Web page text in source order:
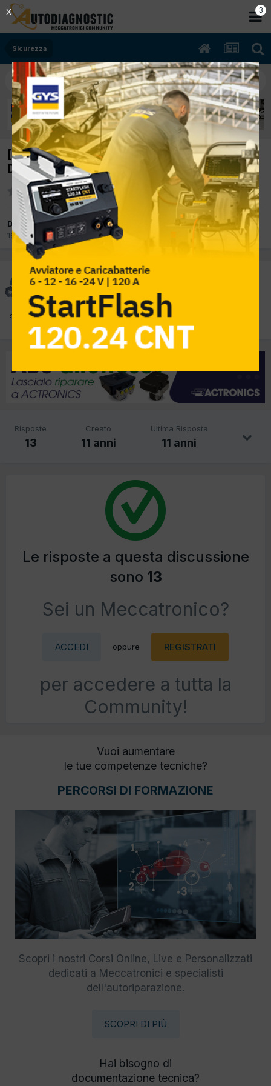
Sicurezza
[renault scenic 03/2004 1890cc dfh 88Kw
Diesel] interruttore ridondante
Da CORLEONE93
19 Agosto 2014in Sicurezza
CORLEONE93
19 Agosto 2014
stesso problema...come avete risolto?
Risposte
13
Creato
11 anni
Ultima Risposta
11 anni
Le risposte a questa discussione
sono 13
Sei un Meccatronico?
ACCEDI oppure REGISTRATI
per accedere a tutta la
Community!
Vuoi aumentare
le tue competenze tecniche?
PERCORSI DI FORMAZIONE
Scopri i nostri Corsi Online, Live e Personalizzati
dedicati a Meccatronici e specialisti
dell'autoriparazione.
SCOPRI DI PIÙ
Hai bisogno di
documentazione tecnica?
2
X